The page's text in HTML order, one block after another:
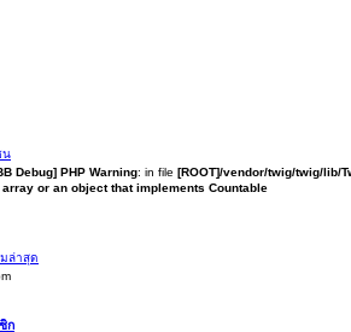
น
Debug] PHP Warning: in file [ROOT]/vendor/twig/twig/lib/
or an object that implements Countable
ล่าสุด
ก